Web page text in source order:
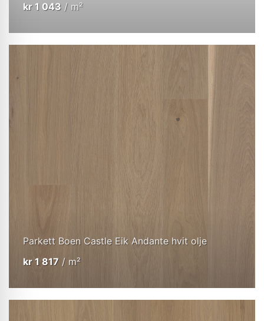
kr1 043 / m²
Parkett Boen Castle Eik Andante hvit olje
kr1 817 / m²